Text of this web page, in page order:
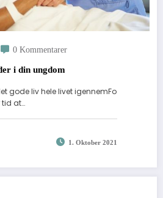
0 Kommentarer
i din ungdom
gode liv hele livet igennemFo
tid at…
1. Oktober 2021